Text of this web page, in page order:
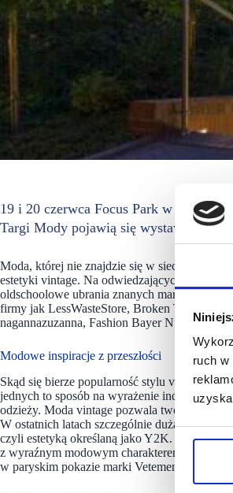
ruch
19 i 20 czerwca Focus Park w Rybniku
Targi Mody pojawią się wystawcy z
Moda, której nie znajdzie się w sieciówkach,
estetyki vintage. Na odwiedzających targi
oldschoolowe ubrania znanych marek,
firmy jak LessWasteStore, Broken Things,
nagannazuzanna, Fashion Bayer Number1,
Modowe inspiracje z przeszłości
Skąd się bierze popularność stylu vintage?
jednych to sposób na wyrażenie
odzieży. Moda vintage pozwala tworzyć
W ostatnich latach szczególnie dużą
czyli estetyką określaną jako Y2K. – Vintage
z wyraźnym modowym charakterem. Jedną z
w paryskim pokazie marki Vetements –